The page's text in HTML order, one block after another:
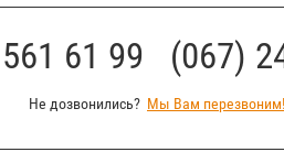
61 99 (067)
Не дозвонились? Мы Вам перезвоним!